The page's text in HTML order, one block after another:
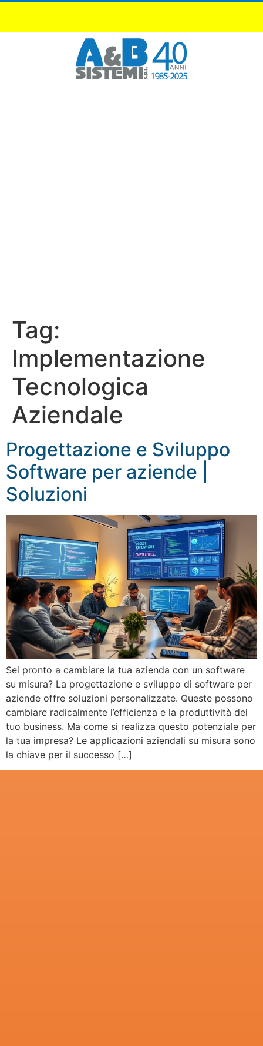
Tag:
Implementazione
Tecnologica
Aziendale
Progettazione e Sviluppo
Software per aziende |
Soluzioni
Sei pronto a cambiare la tua azienda con un software
su misura? La progettazione e sviluppo di software per
aziende offre soluzioni personalizzate. Queste possono
cambiare radicalmente l’efficienza e la produttività del
tuo business. Ma come si realizza questo potenziale per
la tua impresa? Le applicazioni aziendali su misura sono
la chiave per il successo […]